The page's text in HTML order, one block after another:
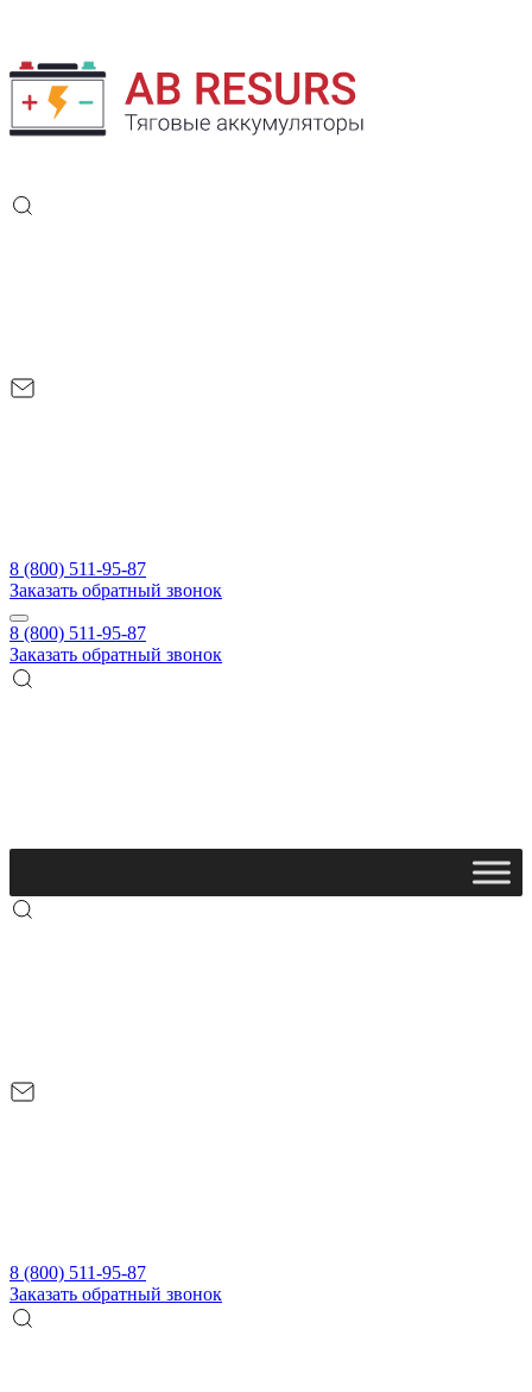
8 (800) 511-95-87
Заказать обратный звонок
8 (800) 511-95-87
Заказать обратный звонок
8 (800) 511-95-87
Заказать обратный звонок